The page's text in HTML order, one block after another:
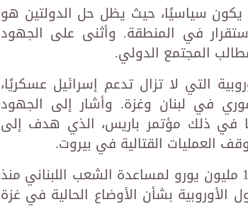
يكون سياسيًا، حيث يظل حل الدولتين هو
في المنطقة. وأثنى على الجهود
المجتمع الدولي.
التي لا تزال تدعم إسرائيل عسكريًا،
في لبنان وغزة. وأشار إلى الجهود
في ذلك مؤتمر باريس، الذي هدف إلى
وأكد فارنو أن الدول الأوروبية قد حشدت أكثر من 100 مليون يورو لمساعدة الشعب اللبناني منذ
بشأن الأوضاع الحالية في غزة